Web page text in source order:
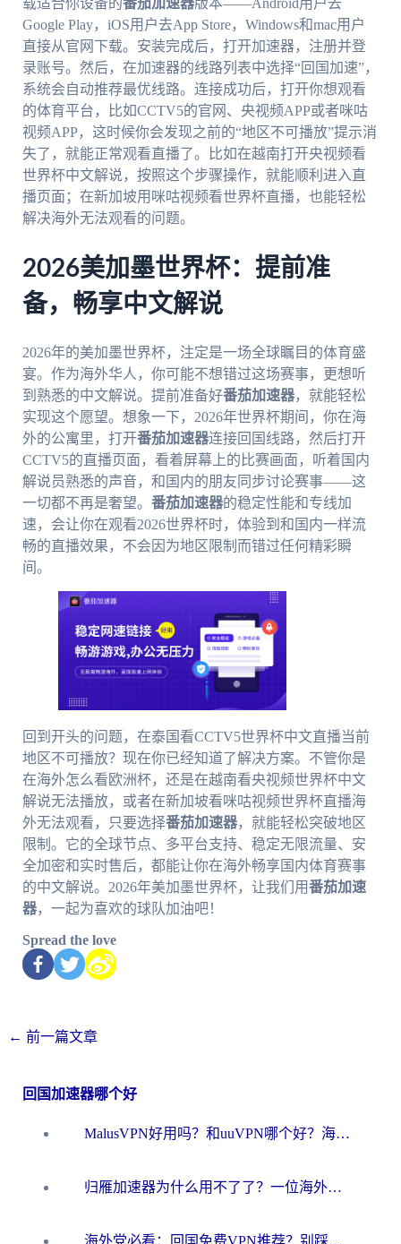
Google Play，iOS用户去App Store，Windows和mac用户
直接从官网下载。安装完成后，打开加速器，注册并登
录账号。然后，在加速器的线路列表中选择“回国加速”，
系统会自动推荐最优线路。连接成功后，打开你想观看
的体育平台，比如CCTV5的官网、央视频APP或者咪咕
视频APP，这时候你会发现之前的“地区不可播放”提示消
失了，就能正常观看直播了。比如在越南打开央视频看
世界杯中文解说，按照这个步骤操作，就能顺利进入直
播页面；在新加坡用咪咕视频看世界杯直播，也能轻松
解决海外无法观看的问题。
2026美加墨世界杯：提前准
备，畅享中文解说
2026年的美加墨世界杯，注定是一场全球瞩目的体育盛
宴。作为海外华人，你可能不想错过这场赛事，更想听
到熟悉的中文解说。提前准备好番茄加速器，就能轻松
实现这个愿望。想象一下，2026年世界杯期间，你在海
外的公寓里，打开番茄加速器连接回国线路，然后打开
CCTV5的直播页面，看着屏幕上的比赛画面，听着国内
解说员熟悉的声音，和国内的朋友同步讨论赛事——这
一切都不再是奢望。 番茄加速器的稳定性能和专线加
速，会让你在观看2026世界杯时，体验到和国内一样流
畅的直播效果，不会因为地区限制而错过任何精彩瞬
间。
回到开头的问题，在泰国看CCTV5世界杯中文直播当前
地区不可播放？现在你已经知道了解决方案。不管你是
在海外怎么看欧洲杯，还是在越南看央视频世界杯中文
解说无法播放，或者在新加坡看咪咕视频世界杯直播海
外无法观看，只要选择番茄加速器，就能轻松突破地区
限制。它的全球节点、多平台支持、稳定无限流量、安
全加密和实时售后，都能让你在海外畅享国内体育赛事
的中文解说。2026年美加墨世界杯，让我们用番茄加速
器，一起为喜欢的球队加油吧！
Spread the love
← 前一篇文章
回国加速器哪个好
MalusVPN好用吗？和uuVPN哪个好？海外党无缝访问国内资源的真实对比与选择指南
归雁加速器为什么用不了了？一位海外游子的真实困惑与技术解答